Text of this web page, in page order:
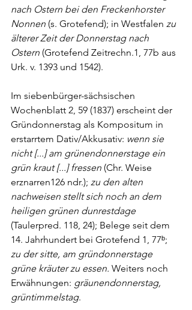
nach Ostern bei den Freckenhorster
Nonnen (s. Grotefend); in Westfalen zu
älterer Zeit der Donnerstag nach
Ostern (Grotefend Zeitrechn.1, 77b aus
Urk. v. 1393 und 1542).
Im siebenbürger-sächsischen
Wochenblatt 2, 59 (1837) erscheint der
Gründonnerstag als Kompositum in
erstarrtem Dativ/Akkusativ: wenn sie
nicht [...] am grünendonnerstage ein
grün kraut [...] fressen (Chr. Weise
erznarren126 ndr.); zu den alten
nachweisen stellt sich noch an dem
heiligen grünen dunrestdage
(Taulerpred. 118, 24); Belege seit dem
14. Jahrhundert bei Grotefend 1, 77ᵇ;
zu der sitte, am gründonnerstage
grüne kräuter zu essen. Weiters noch
Erwähnungen: gräunendonnerstag,
grüntimmelstag.